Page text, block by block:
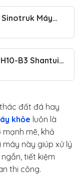
Sinotruk Máy
B3 Shantui
đất đá hay
khỏe luôn là
mẽ, khả
này giúp xử lý
tiết kiệm
thi công.